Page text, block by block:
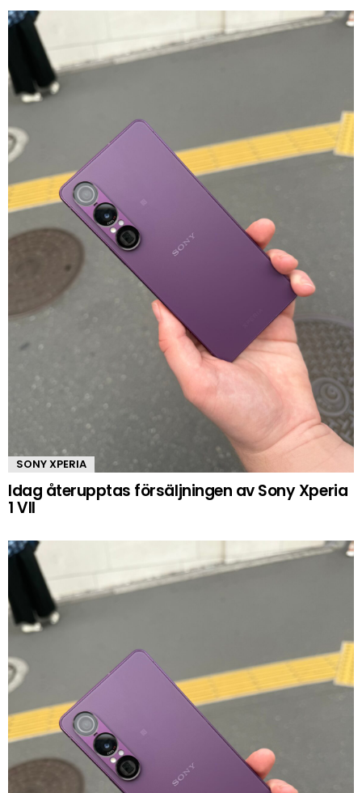
SONY XPERIA
Idag återupptas försäljningen av Sony Xperia
1 VII